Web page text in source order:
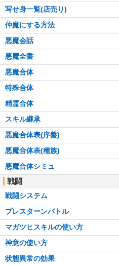
写せ身一覧(店売り)
仲魔にする方法
悪魔会話
悪魔全書
悪魔合体
特殊合体
精霊合体
スキル継承
悪魔合体表(序盤)
悪魔合体表(種族)
悪魔合体シミュ
戦闘
戦闘システム
プレスターンバトル
マガツヒスキルの使い方
神意の使い方
状態異常の効果